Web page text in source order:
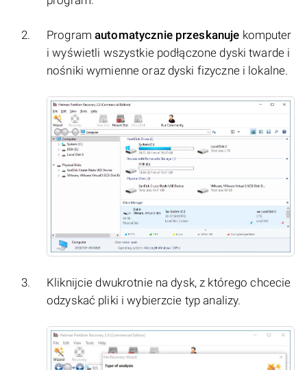
Programautomatycznie przeskanuje komputer
i wyświetli wszystkie podłączone dyski twarde i
nośniki wymienne oraz dyski fizyczne i lokalne.
Kliknijcie dwukrotnie na dysk, z którego chcecie
odzyskać pliki i wybierzcie typ analizy.